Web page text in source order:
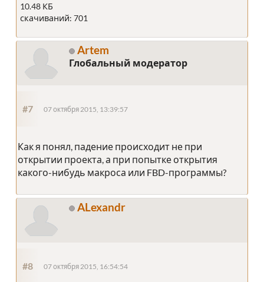
10.48 КБ
скачиваний: 701
Artem
Глобальный модератор
#7 07 октября 2015, 13:39:57
Как я понял, падение происходит не при
открытии проекта, а при попытке открытия
какого-нибудь макроса или FBD-программы?
ALexandr
#8 07 октября 2015, 16:54:54